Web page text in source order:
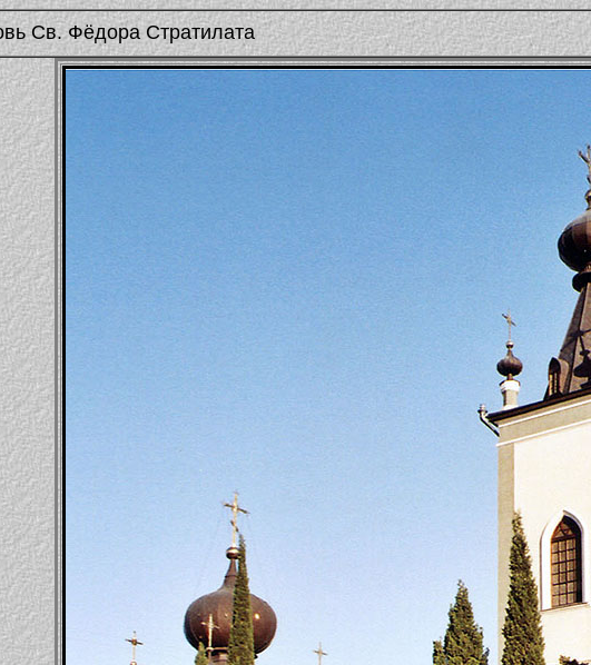
Св. Фёдора Стратилата